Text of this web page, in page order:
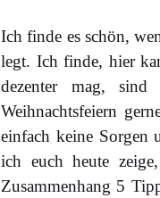
Ich finde es schön,
legt. Ich finde, hier
dezenter mag,
Weihnachtsfeiern
einfach keine Sorgen
ich euch heute
Zusammenhang 5